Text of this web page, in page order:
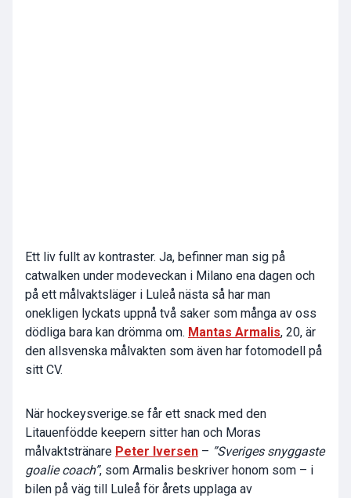
Ett liv fullt av kontraster. Ja, befinner man sig på
catwalken under modeveckan i Milano ena dagen och
på ett målvaktsläger i Luleå nästa så har man
onekligen lyckats uppnå två saker som många av oss
dödliga bara kan drömma om. Mantas Armalis, 20, är
den allsvenska målvakten som även har fotomodell på
sitt CV.
När hockeysverige.se får ett snack med den
Litauenfödde keepern sitter han och Moras
målvaktstränare Peter Iversen – ”Sveriges snyggaste
goalie coach”, som Armalis beskriver honom som – i
bilen på väg till Luleå för årets upplaga av